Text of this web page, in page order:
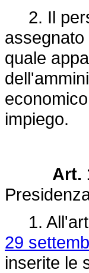
2. Il
quale
impiego.
Art.
1.
29
inserite le